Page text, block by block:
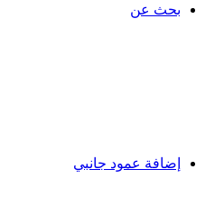
بحث عن
إضافة عمود جانبي